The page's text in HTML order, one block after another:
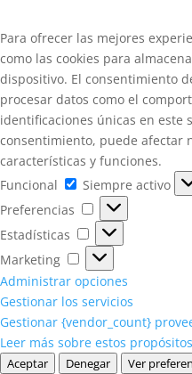
Para ofrecer las mejores
como las cookies para
dispositivo. El consentimiento
procesar datos como el
identificaciones únicas en este
consentimiento, puede afectar
características y funciones.
Funcional
Funcional
Siempre activo
Preferencias
Preferencias
Estadísticas
Estadísticas
Marketing
Marketing
Administrar opciones
Gestionar los servicios
Gestionar {vendor_count}
Leer más sobre estos propósitos
Aceptar Denegar Ver